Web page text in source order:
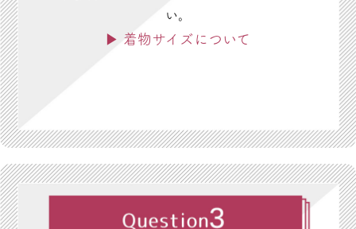
い。
▶ 着物サイズについて